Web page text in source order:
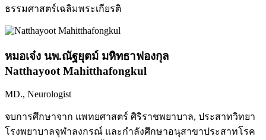
ธรรมศาสตร์เฉลิมพระเกียรติ
หมอเจ๋ง นพ.ณัฐยุตม์ มหิทธาฟองกุล
Natthayoot Mahitthafongkul
MD., Neurologist
จบการศึกษาจาก แพทยศาสตร์ ศิริราชพยาบาล, ประสาทวิทยา
โรงพยาบาลจุฬาลงกรณ์ และกำลังศึกษาอนุสาขาประสาทโรค